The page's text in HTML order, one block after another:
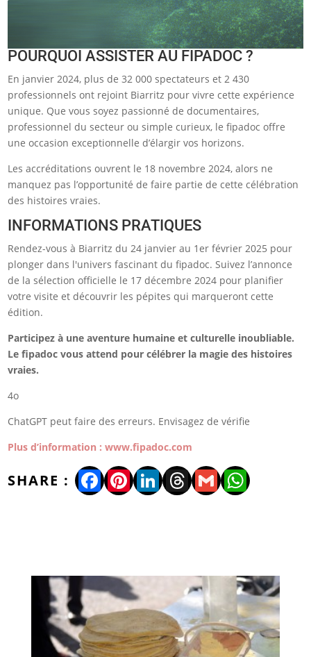
POURQUOI ASSISTER AU FIPADOC ?
En janvier 2024, plus de 32 000 spectateurs et 2 430
professionnels ont rejoint Biarritz pour vivre cette expérience
unique. Que vous soyez passionné de documentaires,
professionnel du secteur ou simple curieux, le fipadoc offre
une occasion exceptionnelle d’élargir vos horizons.
Les accréditations ouvrent le 18 novembre 2024, alors ne
manquez pas l’opportunité de faire partie de cette célébration
des histoires vraies.
INFORMATIONS PRATIQUES
Rendez-vous à Biarritz du 24 janvier au 1er février 2025 pour
plonger dans l'univers fascinant du fipadoc. Suivez l’annonce
de la sélection officielle le 17 décembre 2024 pour planifier
votre visite et découvrir les pépites qui marqueront cette
édition.
Participez à une aventure humaine et culturelle inoubliable.
Le fipadoc vous attend pour célébrer la magie des histoires
vraies.
4o
ChatGPT peut faire des erreurs. Envisagez de vérifie
Plus d’information : www.fipadoc.com
Facebook
Pinterest
LinkedIn
Threads
Gmail